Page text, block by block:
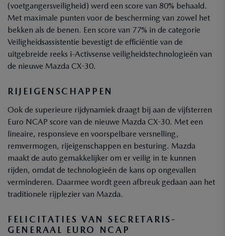
(voetgangersveiligheid) werd een score van 80% behaald.
Met maximale punten voor de bescherming van zowel het
bekken als de benen. Een score van 77% in de categorie
Veiligheidsassistentie bevestigt de efficiëntie van de
uitgebreide reeks i-Activsense veiligheidstechnologieën van
de nieuwe Mazda CX-30.
RIJEIGENSCHAPPEN
Ook de superieure rijdynamiek draagt bij aan de vijfsterren
Euro NCAP score van de nieuwe Mazda CX-30. Met een
lineaire, responsieve en voorspelbare versnelling,
remvermogen, rijeigenschappen en besturing. Mazda
maakt de auto gemakkelijker om er veilig in te kunnen
rijden, omdat de technologieën de kans op ongevallen
verminderen. Daarmee wordt geen afbreuk gedaan aan het
traditionele rijplezier van Mazda.
FELICITATIES VAN SECRETARIS-
GENERAAL EURO NCAP